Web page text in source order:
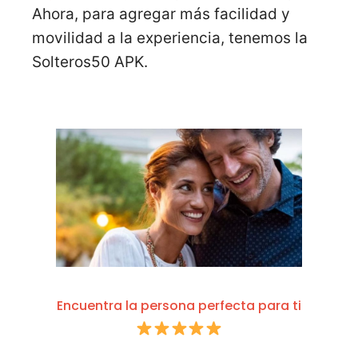
Ahora, para agregar más facilidad y
movilidad a la experiencia, tenemos la
Solteros50 APK.
Encuentra la persona perfecta para ti